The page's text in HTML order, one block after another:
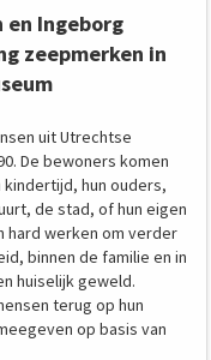
en Ingeborg
zeepmerken in
uit Utrechtse
De bewoners komen
hun ouders,
de stad, of hun eigen
hard werken om verder
binnen de familie en in
huiselijk geweld.
terug op hun
op basis van